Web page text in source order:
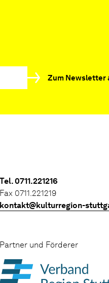
Zum Newsletter
Tel. 0711.221216
Fax 0711.221219
kontakt@kulturregion-
Partner und Förderer